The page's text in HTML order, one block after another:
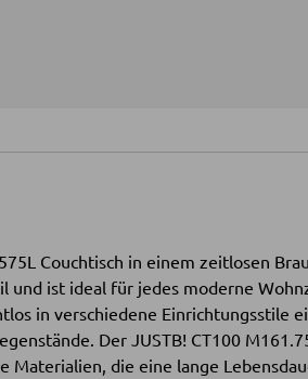
Couchtisch in einem zeitlosen
ist ideal für jedes moderne
in verschiedene Einrichtungsstile
Der JUSTB! CT100
die eine lange